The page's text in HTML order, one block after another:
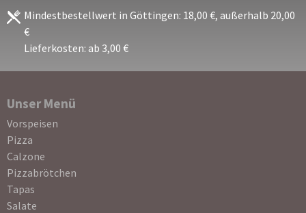
Mindestbestellwert in Göttingen: 18,00 €, außerhalb 20,00
€
Lieferkosten: ab 3,00 €
Unser Menü
Navigation
überspringen
Vorspeisen
Pizza
Calzone
Pizzabrötchen
Tapas
Salate